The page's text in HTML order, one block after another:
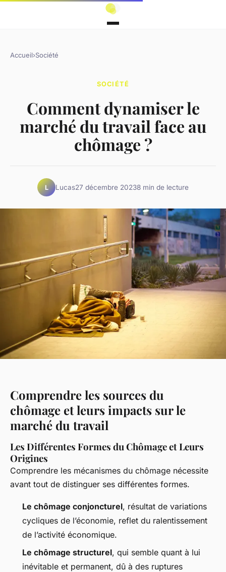
Accueil›Société
SOCIÉTÉ
Comment dynamiser le
marché du travail face au
chômage ?
L Lucas27 décembre 20238 min de lecture
Comprendre les sources du
chômage et leurs impacts sur le
marché du travail
Les Différentes Formes du Chômage et Leurs
Origines
Comprendre les mécanismes du chômage nécessite
avant tout de distinguer ses différentes formes.
Le chômage conjoncturel, résultat de variations
cycliques de l’économie, reflet du ralentissement
de l’activité économique.
Le chômage structurel, qui semble quant à lui
inévitable et permanent, dû à des ruptures